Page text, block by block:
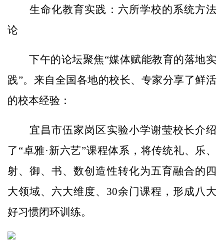
生命化教育实践：六所学校的系统方法
论
下午的论坛聚焦“媒体赋能教育的落地实
践”。来自全国各地的校长、专家分享了鲜活
的校本经验：
宜昌市伍家岗区实验小学谢莹校长介绍
了“卓雅·新六艺”课程体系，将传统礼、乐、
射、御、书、数创造性转化为五育融合的四
大领域、六大维度、30余门课程，形成八大
好习惯闭环训练。